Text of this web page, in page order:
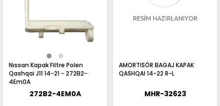
Nıssan Kapak Filtre Polen
Qashqai J11 14-21 - 272B2-
4Em0A
272B2-4EM0A
AMORTISÖR BAGAJ KAPAK
QASHQAI 14-22 R-L
MHR-32623